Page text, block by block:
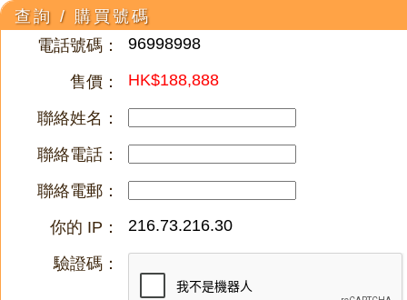
查詢 / 購買號碼
電話號碼：
96998998
售價： HK$188,888
聯絡姓名：
聯絡電話：
聯絡電郵：
你的 IP：
216.73.216.30
驗證碼：